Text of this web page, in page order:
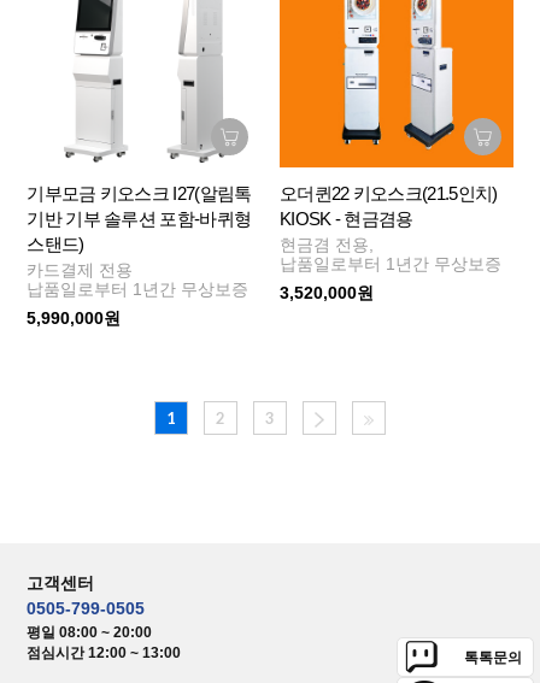
기부모금 키오스크 I27(알림톡
기반 기부 솔루션 포함-바퀴형
스탠드)
카드결제 전용
납품일로부터 1년간 무상보증
5,990,000원
오더퀸22 키오스크(21.5인치)
KIOSK - 현금겸용
현금겸 전용,
납품일로부터 1년간 무상보증
3,520,000원
1 2 3
고객센터
0505-799-0505
평일 08:00 ~ 20:00
점심시간 12:00 ~ 13:00
톡톡문의